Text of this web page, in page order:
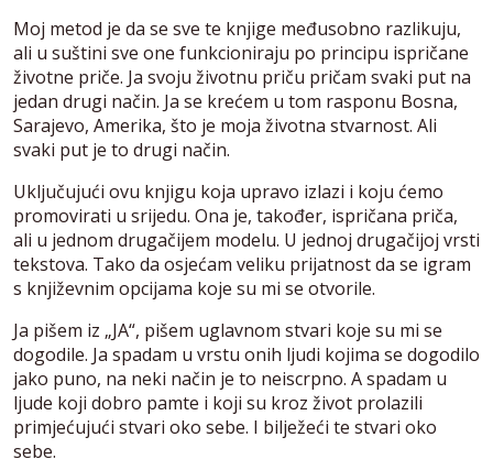
Moj metod je da se sve te knjige međusobno razlikuju,
ali u suštini sve one funkcioniraju po principu ispričane
životne priče. Ja svoju životnu priču pričam svaki put na
jedan drugi način. Ja se krećem u tom rasponu Bosna,
Sarajevo, Amerika, što je moja životna stvarnost. Ali
svaki put je to drugi način.
Uključujući ovu knjigu koja upravo izlazi i koju ćemo
promovirati u srijedu. Ona je, također, ispričana priča,
ali u jednom drugačijem modelu. U jednoj drugačijoj vrsti
tekstova. Tako da osjećam veliku prijatnost da se igram
s književnim opcijama koje su mi se otvorile.
Ja pišem iz „JA“, pišem uglavnom stvari koje su mi se
dogodile. Ja spadam u vrstu onih ljudi kojima se dogodilo
jako puno, na neki način je to neiscrpno. A spadam u
ljude koji dobro pamte i koji su kroz život prolazili
primjećujući stvari oko sebe. I bilježeći te stvari oko
sebe.